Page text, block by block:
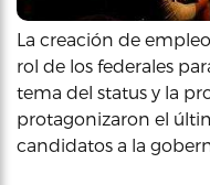
La creación de
rol de los federales
tema del status y la
protagonizaron el
candidatos a la